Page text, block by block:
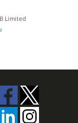
Limited